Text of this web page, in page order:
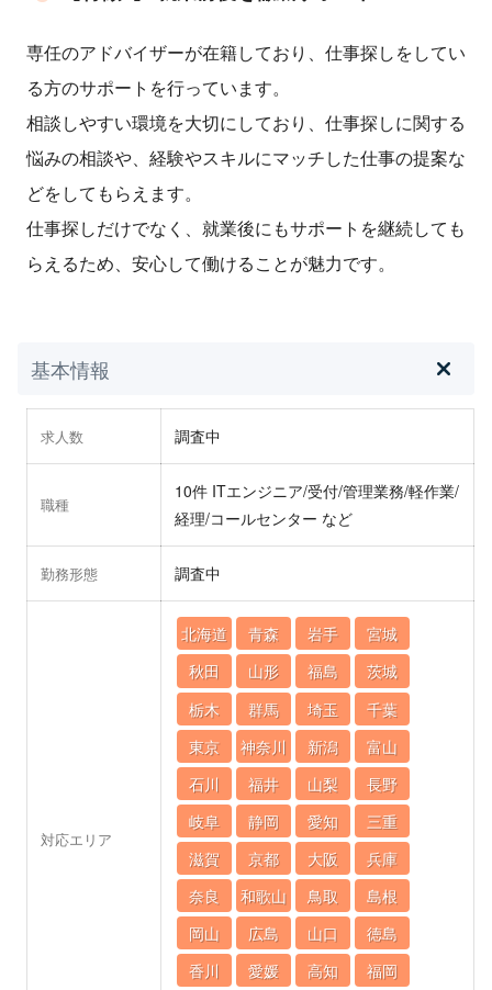
専任のアドバイザーが在籍しており、仕事探しをしてい
る方のサポートを行っています。
相談しやすい環境を大切にしており、仕事探しに関する
悩みの相談や、経験やスキルにマッチした仕事の提案な
どをしてもらえます。
仕事探しだけでなく、就業後にもサポートを継続しても
らえるため、安心して働けることが魅力です。
基本情報
求人数 調査中
職種
10件 ITエンジニア/受付/管理業務/軽作業/
経理/コールセンター など
勤務形態 調査中
対応エリア
北海道 青森 岩手
宮城
秋田
山形 福島
茨城
栃木
群馬 埼玉
千葉
東京
神奈川 新潟
富山
石川
福井 山梨
長野
岐阜
静岡 愛知
三重
滋賀
京都 大阪
兵庫
奈良
和歌山 鳥取
島根
岡山
広島 山口
徳島
香川
愛媛 高知
福岡